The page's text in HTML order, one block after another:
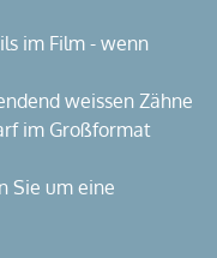
im Film - wenn
weissen Zähne
im Großformat
Sie um eine